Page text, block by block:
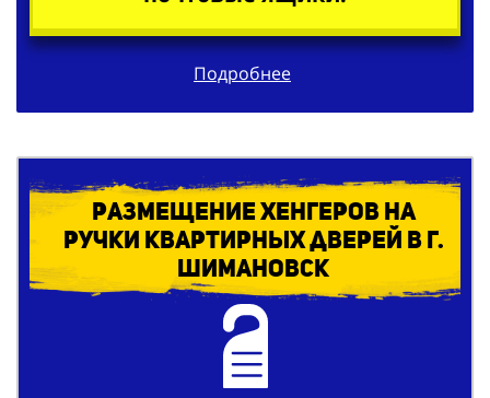
Подробнее
Размещение хенгеров на
ручки квартирных дверей в г.
Шимановск
Услуги распространения дорхенгеров в г.